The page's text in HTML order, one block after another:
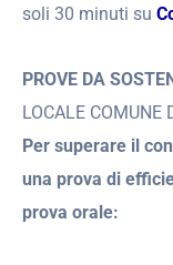
soli 30 minuti su
PROVE DA
LOCALE COMUNE
Per superare il
una prova di
prova orale: